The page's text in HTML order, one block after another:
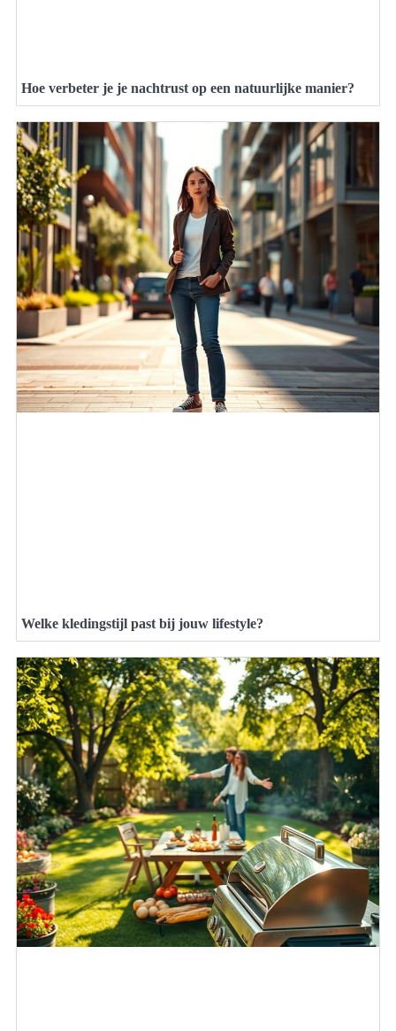
Hoe verbeter je je nachtrust op een natuurlijke manier?
Welke kledingstijl past bij jouw lifestyle?